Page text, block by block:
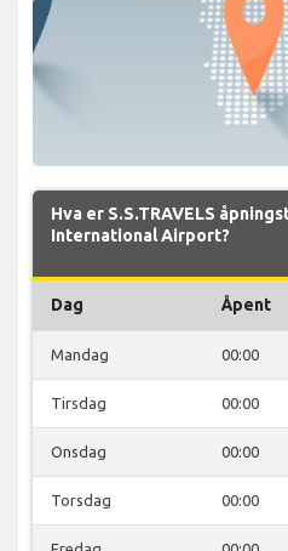
Hva er S.S.TRAVELS
International Airport?
Dag Åpent
Mandag 00:00
Tirsdag 00:00
Onsdag 00:00
Torsdag 00:00